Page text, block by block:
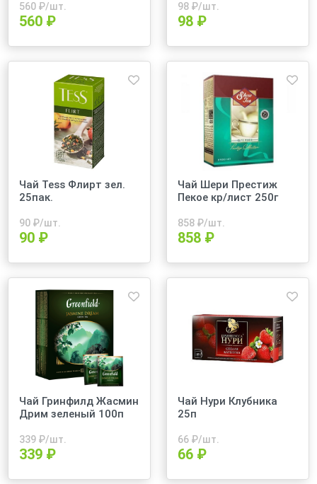
560 ₽/шт.
560 ₽
98 ₽/шт.
98 ₽
Чай Теss Флирт зел.
25пак.
90 ₽/шт.
90 ₽
Чай Шери Престиж
Пекое кр/лист 250г
858 ₽/шт.
858 ₽
Чай Гринфилд Жасмин
Дрим зеленый 100п
339 ₽/шт.
339 ₽
Чай Нури Клубника
25п
66 ₽/шт.
66 ₽